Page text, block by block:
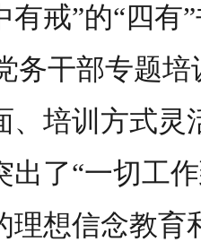
有戒”的“四有
务干部专题
、培训方式灵
出了“一切工
理想信念教育